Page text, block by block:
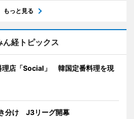
もっと見る
ん経トピックス
理店「Social」 韓国定番料理を現
分け J3リーグ開幕